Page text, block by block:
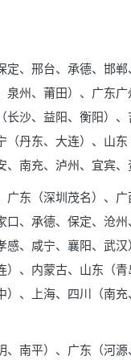
定、邢台、承德、邯
泉州、莆田）、广东
长沙、益阳、衡阳）
（丹东、大连）、山
、南充、泸州、宜宾
广东（深圳茂名）、
口、承德、保定、沧
感、咸宁、襄阳、武
）、内蒙古、山东（
）、上海、四川（南
、南平）、广东（河